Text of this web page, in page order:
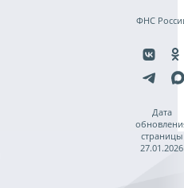
ФНС
Дата
страницы
27.01.2026